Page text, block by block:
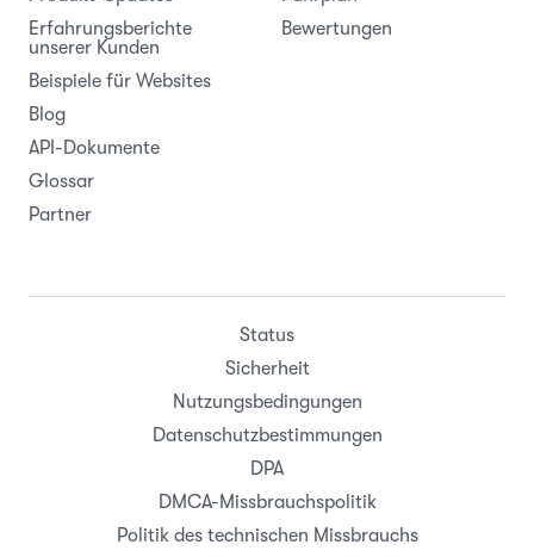
Erfahrungsberichte
unserer Kunden
Beispiele für Websites
Blog
API-Dokumente
Glossar
Partner
Bewertungen
Status
Sicherheit
Nutzungsbedingungen
Datenschutzbestimmungen
DPA
DMCA-Missbrauchspolitik
Politik des technischen Missbrauchs